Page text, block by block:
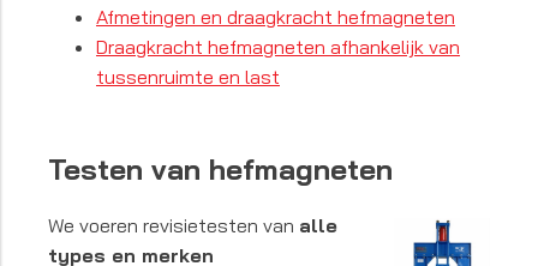
Afmetingen en draagkracht hefmagneten
Draagkracht hefmagneten afhankelijk van
tussenruimte en last
Testen van hefmagneten
We voeren revisietesten van alle
types en merken